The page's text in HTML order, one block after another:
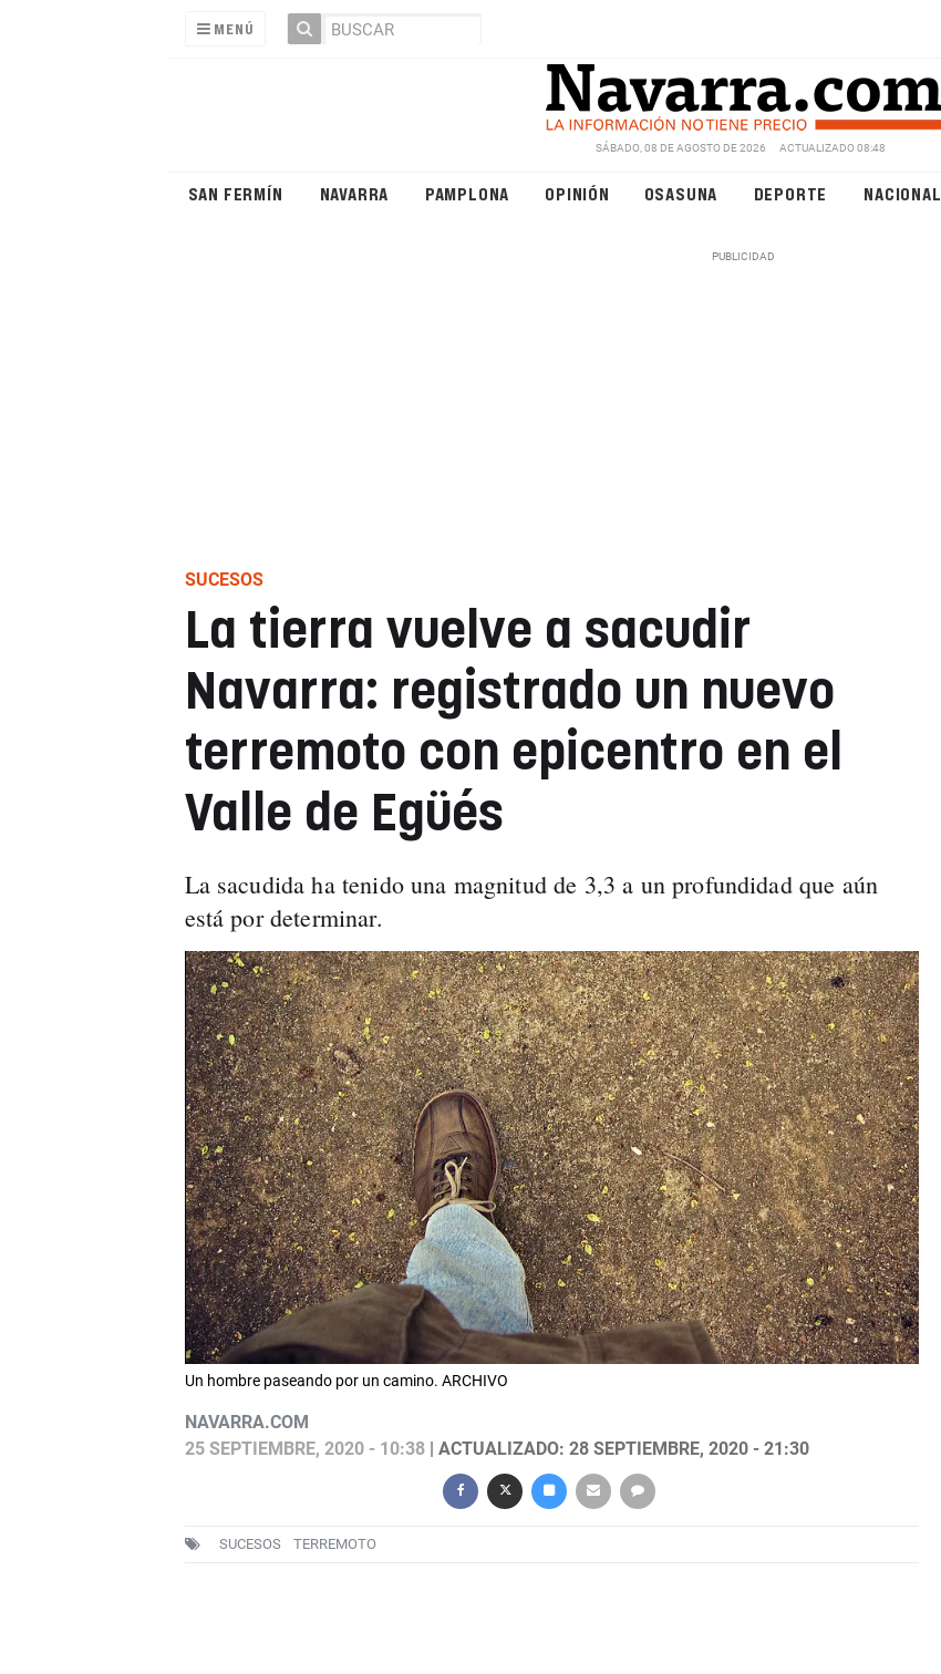
MENÚ
SÁBADO, 08 DE AGOSTO DE 2026 ACTUALIZADO 08:48
SAN FERMÍN NAVARRA PAMPLONA OPINIÓN OSASUNA DEPORTE NACIONAL
SUCESOS
La tierra vuelve a sacudir
Navarra: registrado un nuevo
terremoto con epicentro en el
Valle de Egüés
La sacudida ha tenido una magnitud de 3,3 a un profundidad que aún
está por determinar.
Un hombre paseando por un camino. ARCHIVO
NAVARRA.COM
25 SEPTIEMBRE, 2020 - 10:38| ACTUALIZADO: 28 SEPTIEMBRE, 2020 - 21:30
SUCESOS TERREMOTO